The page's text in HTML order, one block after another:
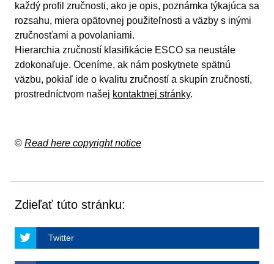
každý profil zručnosti, ako je opis, poznámka týkajúca sa
rozsahu, miera opätovnej použiteľnosti a väzby s inými
zručnosťami a povolaniami.
Hierarchia zručností klasifikácie ESCO sa neustále
zdokonaľuje. Oceníme, ak nám poskytnete spätnú
väzbu, pokiaľ ide o kvalitu zručností a skupín zručností,
prostredníctvom našej kontaktnej stránky.
© Read here copyright notice
Zdieľať túto stránku:
Twitter